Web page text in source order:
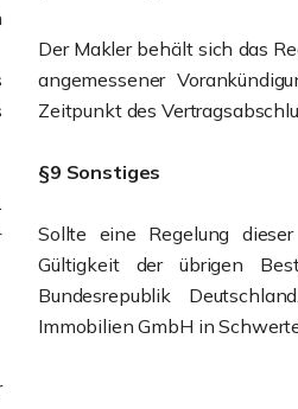
Der Makler behält sich das
angemessener
Zeitpunkt des
§9 Sonstiges
Sollte eine Regelung
Gültigkeit der übrigen
Bundesrepublik
Immobilien GmbH in